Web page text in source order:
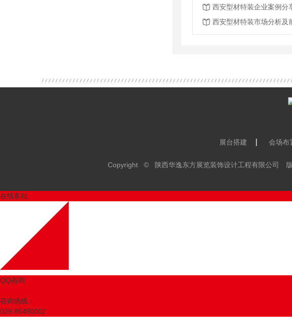
西安型材特装企业案例分
西安型材特装市场分析及
展台搭建 会场布
Copyright © 陕西华逸东方展览装饰设计工程有限公司 版
在线客服
QQ咨询
咨询热线：
029-85490002